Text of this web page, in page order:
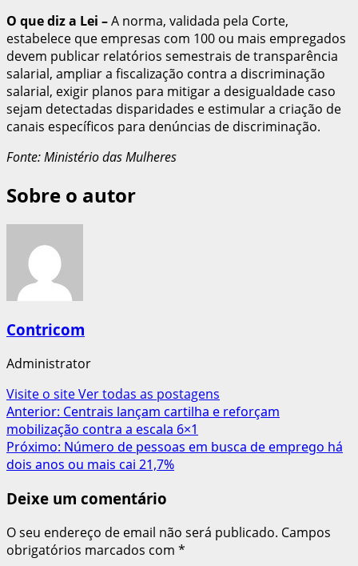
O que diz a Lei –A norma, validada pela Corte,
estabelece que empresas com 100 ou mais empregados
devem publicar relatórios semestrais de transparência
salarial, ampliar a fiscalização contra a discriminação
salarial, exigir planos para mitigar a desigualdade caso
sejam detectadas disparidades e estimular a criação de
canais específicos para denúncias de discriminação.
Fonte: Ministério das Mulheres
Sobre o autor
Contricom
Administrator
Visite o siteVer todas as postagens
Navegação
de
artigos
Anterior: Centrais lançam cartilha e reforçam
mobilização contra a escala 6×1
Próximo: Número de pessoas em busca de emprego há
dois anos ou mais cai 21,7%
Deixe um comentário
O seu endereço de email não será publicado. Campos
obrigatórios marcados com *